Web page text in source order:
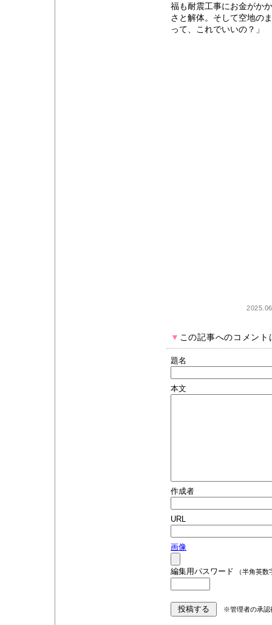
福も耐震工事にお金がか
さと解体。そして空地の
って、これでいいの？」
▼ この記事へのコメント
題名
本文
作成者
URL
画像
編集用パスワード （半角英数
※管理者の承認